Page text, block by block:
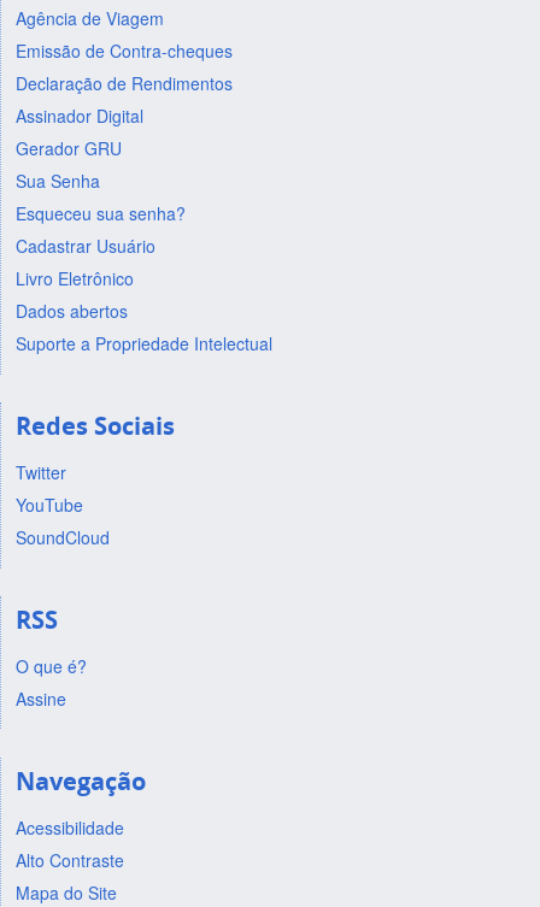
Agência de Viagem
Emissão de Contra-cheques
Declaração de Rendimentos
Assinador Digital
Gerador GRU
Sua Senha
Esqueceu sua senha?
Cadastrar Usuário
Livro Eletrônico
Dados abertos
Suporte a Propriedade Intelectual
Redes Sociais
Twitter
YouTube
SoundCloud
RSS
O que é?
Assine
Navegação
Acessibilidade
Alto Contraste
Mapa do Site